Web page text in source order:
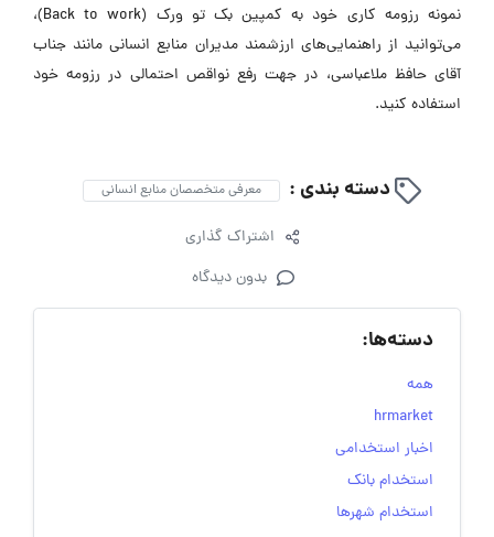
نمونه رزومه کاری خود به کمپین بک تو ورک (Back to work)،
می‌توانید از راهنمایی‌های ارزشمند مدیران منابع انسانی مانند جناب
آقای حافظ ملاعباسی، در جهت رفع نواقص احتمالی در رزومه خود
استفاده کنید.
دسته بندی : معرفی متخصصان منابع انسانی
اشتراک گذاری
بدون دیدگاه
دسته‌ها:
همه
hrmarket
اخبار استخدامی
استخدام بانک
استخدام شهرها